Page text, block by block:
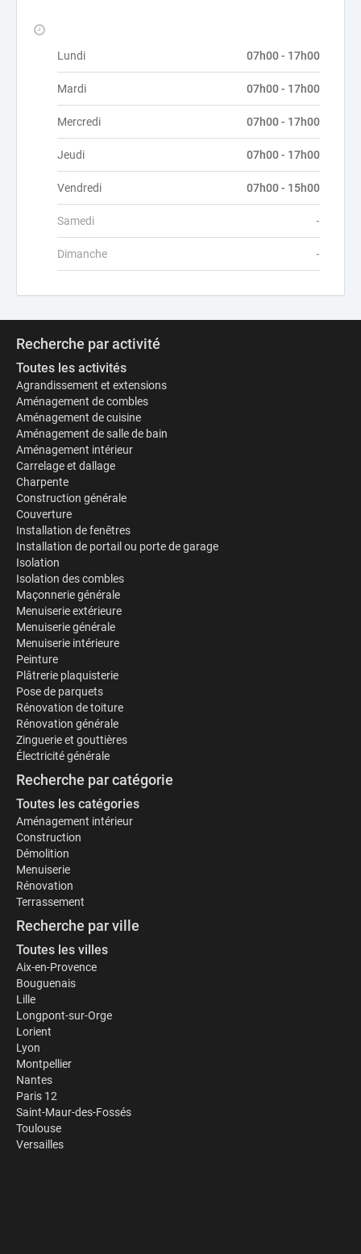
Lundi 07h00 - 17h00
Mardi 07h00 - 17h00
Mercredi 07h00 - 17h00
Jeudi 07h00 - 17h00
Vendredi 07h00 - 15h00
Samedi -
Dimanche -
Recherche par activité
Toutes les activités
Agrandissement et extensions
Aménagement de combles
Aménagement de cuisine
Aménagement de salle de bain
Aménagement intérieur
Carrelage et dallage
Charpente
Construction générale
Couverture
Installation de fenêtres
Installation de portail ou porte de garage
Isolation
Isolation des combles
Maçonnerie générale
Menuiserie extérieure
Menuiserie générale
Menuiserie intérieure
Peinture
Plâtrerie plaquisterie
Pose de parquets
Rénovation de toiture
Rénovation générale
Zinguerie et gouttières
Électricité générale
Recherche par catégorie
Toutes les catégories
Aménagement intérieur
Construction
Démolition
Menuiserie
Rénovation
Terrassement
Recherche par ville
Toutes les villes
Aix-en-Provence
Bouguenais
Lille
Longpont-sur-Orge
Lorient
Lyon
Montpellier
Nantes
Paris 12
Saint-Maur-des-Fossés
Toulouse
Versailles